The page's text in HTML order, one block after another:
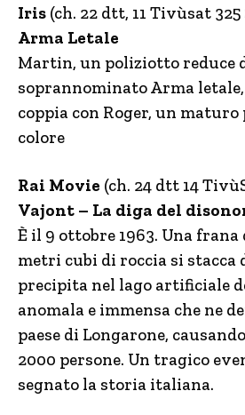
Iris (ch. 22 dtt, 11 Tivùsat 325
Arma Letale
Martin, un poliziotto reduce
soprannominato Arma
coppia con Roger, un
colore
Rai Movie (ch. 24 dtt 14
Vajont – La diga del
È il 9 ottobre 1963. Una
metri cubi di roccia si stacca
precipita nel lago artificiale
anomala e immensa che ne
paese di Longarone,
2000 persone. Un tragico
segnato la storia italiana.